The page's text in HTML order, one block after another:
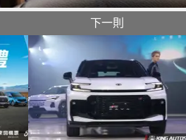
下一則